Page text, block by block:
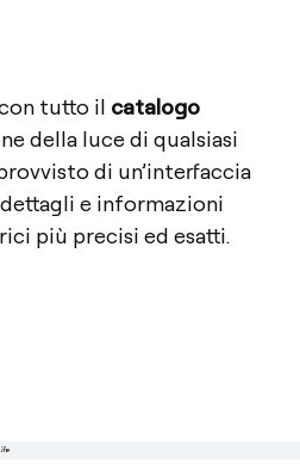
tutto il catalogo
della luce di qualsiasi
di un’interfaccia
dettagli e informazioni
più precisi ed esatti.